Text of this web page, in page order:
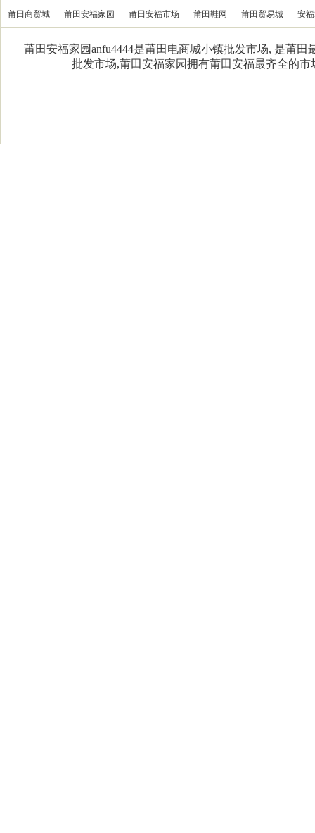
莆田商贸城 莆田安福家园 莆田安福市场 莆田鞋网 莆田贸易城 安
莆田安福家园anfu4444是莆田电商城小镇批发市场, 是莆
批发市场,莆田安福家园拥有莆田安福最齐全的